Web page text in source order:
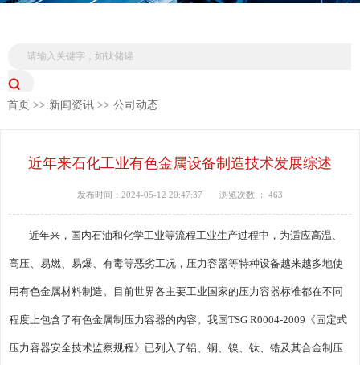
首页>> 新闻资讯>> 公司动态
近年来石化工业有色金属设备制造技术发展综述
发布时间：2024-05-12 20:47:37 浏览次数 ： 463
近年来，国内石油和化学工业等流程工业生产过程中，为适应高温、
高压、易燃、易爆、有毒等恶劣工况，压力容器等特种设备越来越多地使
用有色金属材料制造。目前世界各主要工业国家的压力容器标准都在不同
程度上包含了有色金属制压力容器的内容。我国TSG R0004-2009《固定式
压力容器安全技术监察规程》已列入了铝、铜、镍、钛、锆及其合金制压